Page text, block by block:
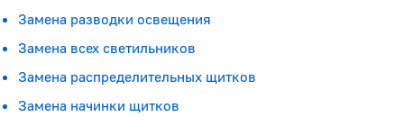
Замена разводки освещения
Замена всех светильников
Замена распределительных щитков
Замена начинки щитков